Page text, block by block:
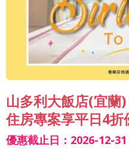
山多利大飯店(宜蘭
住房專案享平日4折
優惠截止日：2026-12-31